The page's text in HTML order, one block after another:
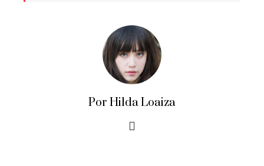
Por Hilda Loaiza